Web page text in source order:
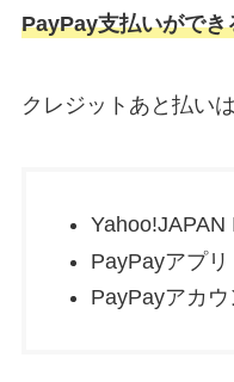
PayPay支払いができ
クレジットあと払い
Yahoo!JAPAN
PayPayアプリ
PayPayアカ